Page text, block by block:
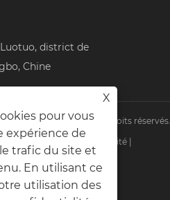
district de
Chine
Co., Limited Tous droits réservés.
politique de confidentialité
X
pour vous
expérience de
trafic du site et
En utilisant ce
utilisation des